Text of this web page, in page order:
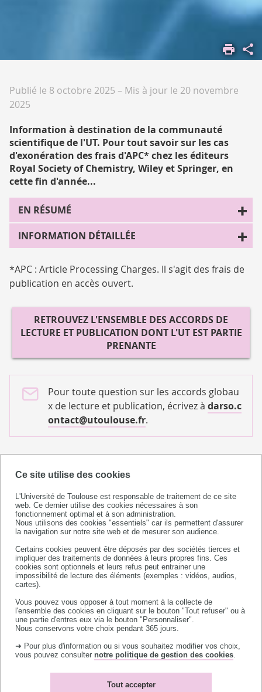
Ce site utilise des cookies
L'Université de Toulouse est responsable de traitement de ce site
web. Ce dernier utilise des cookies nécessaires à son
fonctionnement optimal et à son administration.
Nous utilisons des cookies "essentiels" car ils permettent d'assurer
la navigation sur notre site web et de mesurer son audience.
Certains cookies peuvent être déposés par des sociétés tierces et
impliquer des traitements de données à leurs propres fins. Ces
cookies sont optionnels et leurs refus peut entrainer une
impossibilité de lecture des éléments (exemples : vidéos, audios,
cartes).
Vous pouvez vous opposer à tout moment à la collecte de
l'ensemble des cookies en cliquant sur le bouton "Tout refuser" ou à
une partie d'entres eux via le bouton "Personnaliser".
Nous conservons votre choix pendant 365 jours.
➜ Pour plus d'information ou si vous souhaitez modifier vos choix,
vous pouvez consulter notre politique de gestion des cookies
Tout accepter
Publié le 8 octobre 2025 – Mis à jour le 20 novembre
2025
Information à destination de la communauté
scientifique de l'UT. Pour tout savoir sur les cas
d'exonération des frais d'APC* chez les éditeurs
Royal Society of Chemistry, Wiley et Springer, en
cette fin d'année...
EN RÉSUMÉ
INFORMATION DÉTAILLÉE
*APC : Article Processing Charges. Il s'agit des frais de
publication en accès ouvert.
RETROUVEZ L'ENSEMBLE DES ACCORDS DE
LECTURE ET PUBLICATION DONT L'UT EST PARTIE
PRENANTE
Pour toute question sur les accords globau
x de lecture et publication, écrivez à darso.c
ontact@utoulouse.fr.
Date(s)
Du 08 octobre 2025 au 31 décembre 2025
À lire aussi